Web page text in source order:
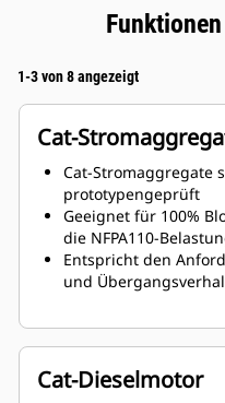
1-3 von 8 angezeigt
Cat-
Cat-Stromaggregate
prototypengeprüft
Geeignet für 100%
die NFPA110-
Entspricht den
und
Cat-Dieselmotor